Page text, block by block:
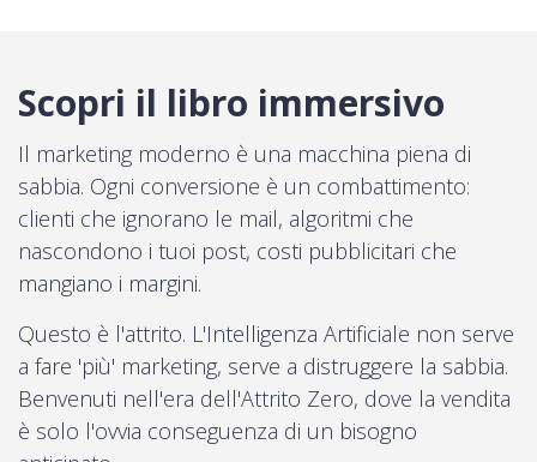
Scopri il libro immersivo
Il marketing moderno è una macchina piena di
sabbia. Ogni conversione è un combattimento:
clienti che ignorano le mail, algoritmi che
nascondono i tuoi post, costi pubblicitari che
mangiano i margini.
Questo è l'attrito. L'Intelligenza Artificiale non serve
a fare 'più' marketing, serve a distruggere la sabbia.
Benvenuti nell'era dell'Attrito Zero, dove la vendita
è solo l'ovvia conseguenza di un bisogno